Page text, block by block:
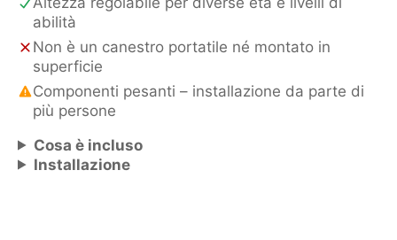
abilità
Non è un canestro portatile né montato in
superficie
Componenti pesanti – installazione da parte di
più persone
Cosa è incluso
Installazione